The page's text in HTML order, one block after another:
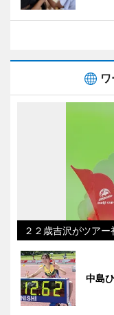
２２歳吉沢がツア
中島